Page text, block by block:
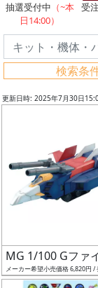
抽選受付中 （~本
日14:00）
受
検索条
フ
リ
更新日時: 2025年7月30日
MG 1/100 Gファ
メーカー希望小売価格 6,820円 /